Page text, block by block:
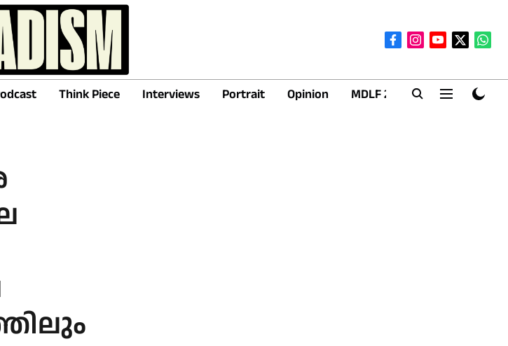
Think Piece Interviews Portrait Opinion MDLF 2026